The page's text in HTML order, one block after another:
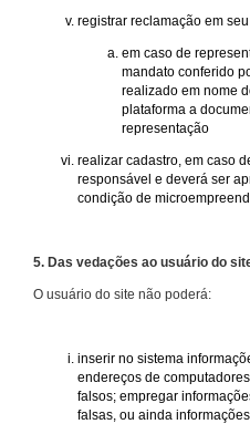
registrar reclamação em
em caso de
mandato conferido
realizado em nome
plataforma a
representação
realizar cadastro, em caso
responsável e deverá ser
condição de
5. Das vedações ao usuário do
O usuário do site não poderá:
inserir no sistema
endereços de
falsos; empregar
falsas, ou ainda